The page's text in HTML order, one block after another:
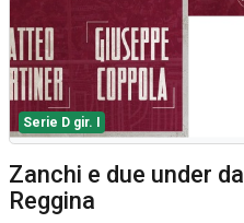
Serie D gir. I
Zanchi e due under
Reggina